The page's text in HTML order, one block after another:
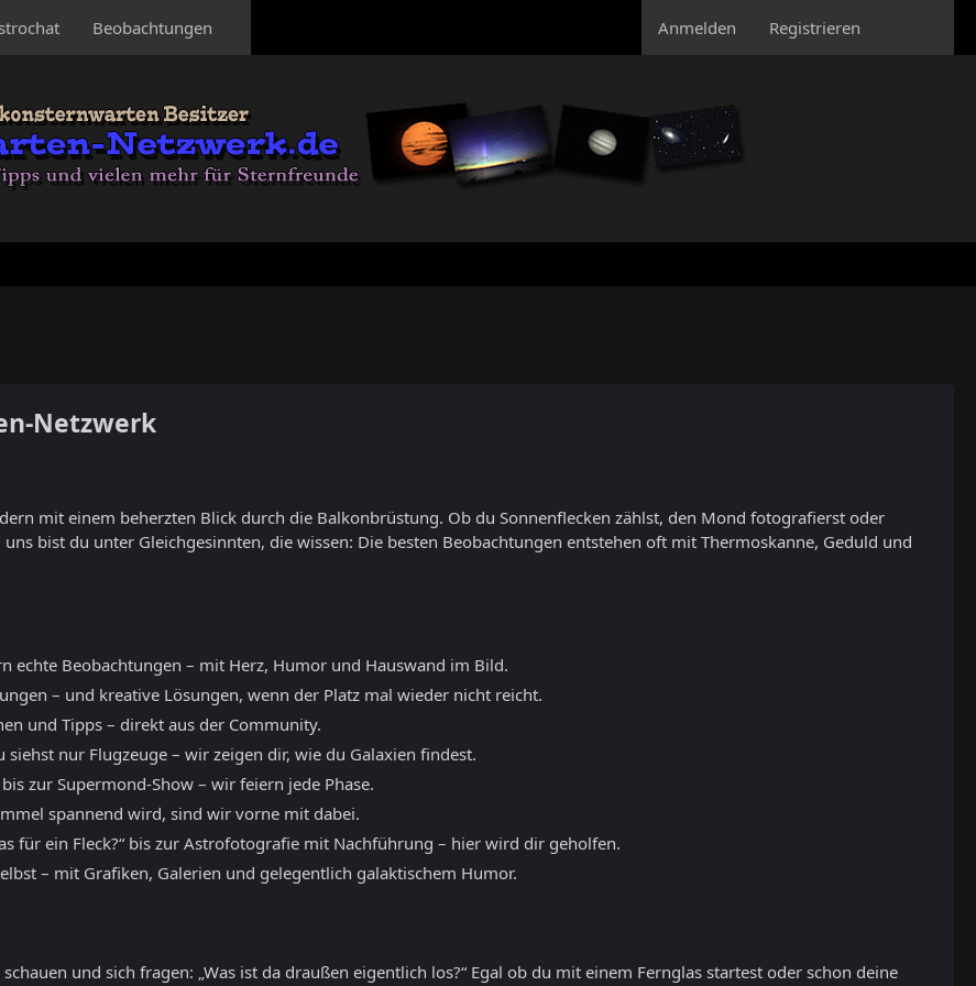
Beobachtungen Anmelden Registrieren
Netzwerk
mit einem beherzten Blick durch die Balkonbrüstung. Ob du Sonnenflecken zählst, den Mond fotografierst oder
bist du unter Gleichgesinnten, die wissen: Die besten Beobachtungen entstehen oft mit Thermoskanne, Geduld und
echte Beobachtungen – mit Herz, Humor und Hauswand im Bild.
– und kreative Lösungen, wenn der Platz mal wieder nicht reicht.
und Tipps – direkt aus der Community.
siehst nur Flugzeuge – wir zeigen dir, wie du Galaxien findest.
zur Supermond-Show – wir feiern jede Phase.
spannend wird, sind wir vorne mit dabei.
für ein Fleck?“ bis zur Astrofotografie mit Nachführung – hier wird dir geholfen.
– mit Grafiken, Galerien und gelegentlich galaktischem Humor.
und sich fragen: „Was ist da draußen eigentlich los?“ Egal ob du mit einem Fernglas startest oder schon deine